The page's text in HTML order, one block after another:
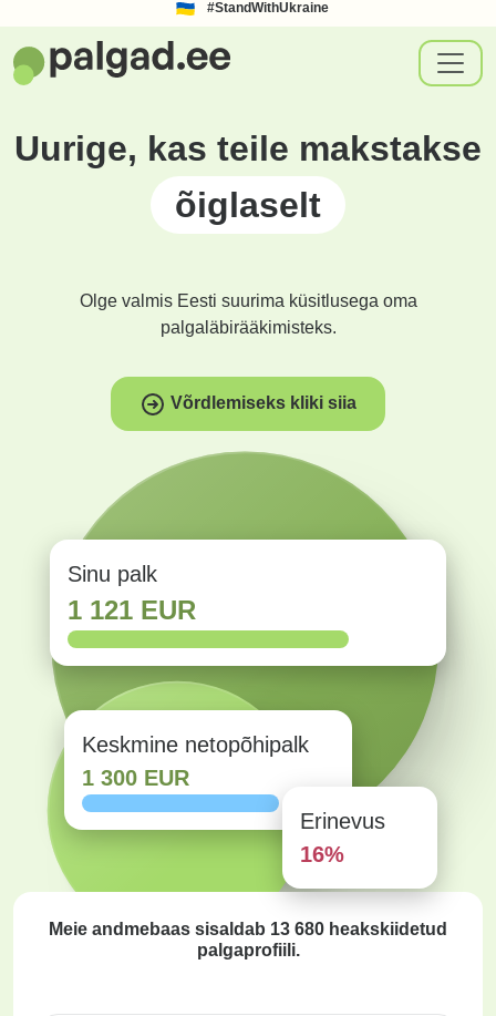
#StandWithUkraine
Uurige, kas teile makstakse
õiglaselt
Olge valmis Eesti suurima küsitlusega oma
palgaläbirääkimisteks.
Võrdlemiseks kliki siia
Sinu palk
1 121 EUR
Keskmine netopõhipalk
1 300 EUR
Erinevus
16%
Meie andmebaas sisaldab 13 680 heakskiidetud
palgaprofiili.